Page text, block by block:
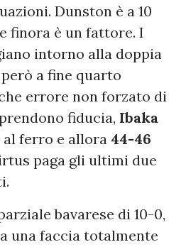
Dunston è a 10
finora è un fattore. I
intorno alla doppia
a fine quarto
errore non forzato di
fiducia, Ibaka
al ferro e allora 44-46
paga gli ultimi due
bavarese di 10-0,
una faccia totalmente